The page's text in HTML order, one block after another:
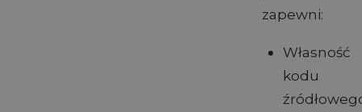
zapewni:
Własność
kodu